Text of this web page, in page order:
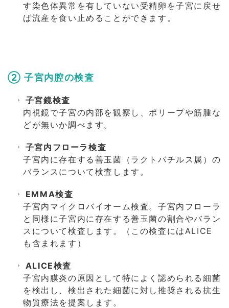
す染色体異常を有していない受精卵を子宮に戻せ
ば流産を食い止めることができます。
② 子宮内腔の検査
子宮鏡検査
内視鏡で子宮の内部を観察し、ポリープや筋腫な
どが無いか調べます。
子宮内フローラ検査
子宮内に存在する善玉菌（ラクトバチルス属）の
バランスについて検査します。
EMMA検査
子宮内マイクロバイオーム検査。子宮内フローラ
と同様に子宮内に存在する善玉菌の割合やバラン
スについて検査します。（この検査にはALICE
も含まれます）
ALICE検査
子宮内膜炎の原因として特によく認められる細菌
を検出し、検出された細菌に対し推奨される抗生
物質療法を提案します。